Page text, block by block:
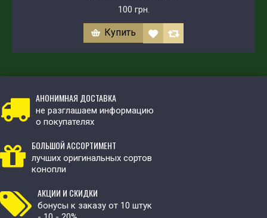
100 грн.
Купить
АНОНИМНАЯ ДОСТАВКА
не разглашаем информацию
о покупателях
БОЛЬШОЙ АССОРТИМЕНТ
лучших оригинальных сортов
конопли
АКЦИИ И СКИДКИ
бонусы к заказу от 10 штук